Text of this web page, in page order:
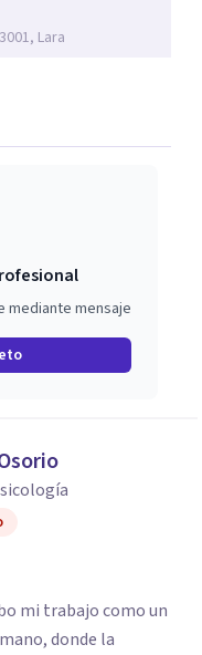
Lara
mediante mensaje
mi trabajo como un
donde la